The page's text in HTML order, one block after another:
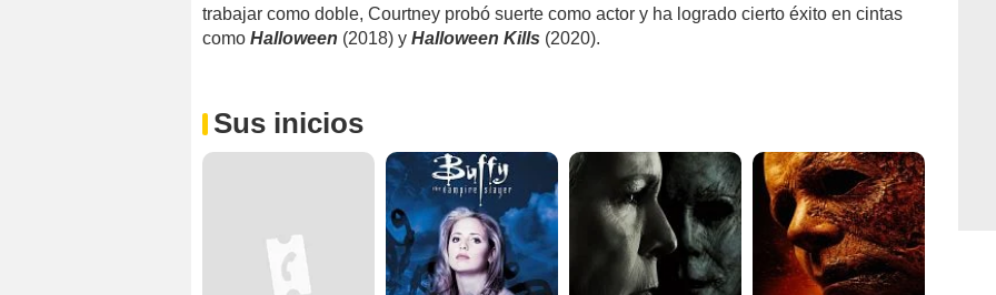
trabajar como doble, Courtney probó suerte como actor y ha logrado cierto éxito en cintas
como Halloween (2018) y Halloween Kills (2020).
Sus inicios